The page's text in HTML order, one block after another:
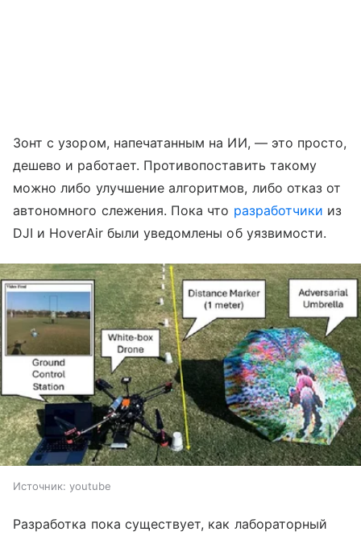
Зонт с узором, напечатанным на ИИ, — это просто,
дешево и работает. Противопоставить такому
можно либо улучшение алгоритмов, либо отказ от
автономного слежения. Пока что разработчики из
DJI и HoverAir были уведомлены об уязвимости.
Источник: youtube
Разработка пока существует, как лабораторный